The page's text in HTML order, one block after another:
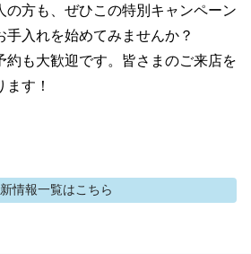
の方も、ぜひこの特別キャンペーン
手入れを始めてみませんか？
約も大歓迎です。皆さまのご来店を
す！
情報一覧はこちら